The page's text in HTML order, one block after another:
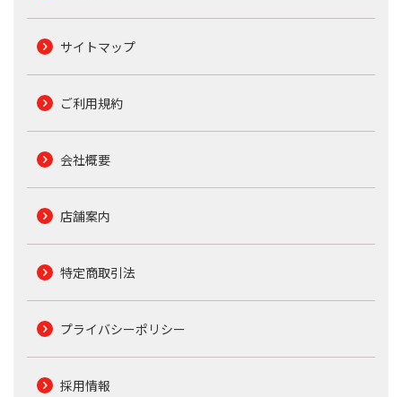
サイトマップ
ご利用規約
会社概要
店舗案内
特定商取引法
プライバシーポリシー
採用情報